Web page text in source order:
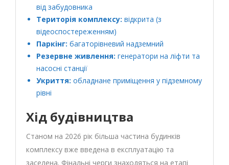
від забудовника
Територія комплексу: відкрита (з
відеоспостереженням)
Паркінг: багаторівневий надземний
Резервне живлення: генератори на ліфти та
насосні станції
Укриття: обладнане приміщення у підземному
рівні
Хід будівництва
Станом на 2026 рік більша частина будинків
комплексу вже введена в експлуатацію та
заселена. Фінальні черги знаходяться на етапі